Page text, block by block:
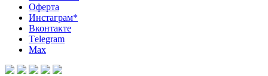
Оферта
Инcтаграм*
Вконтакте
Тelegram
Max